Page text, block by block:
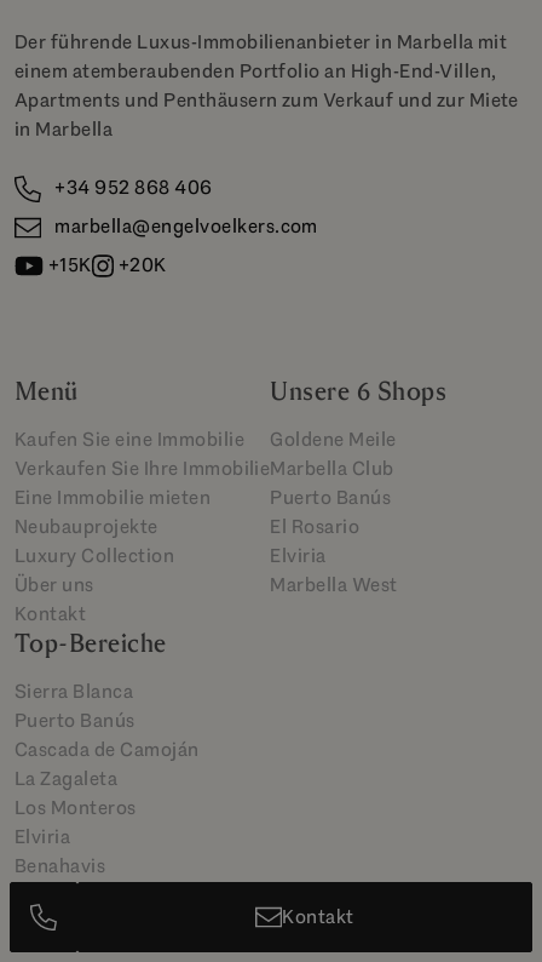
Der führende Luxus-Immobilienanbieter in Marbella mit
einem atemberaubenden Portfolio an High-End-Villen,
Apartments und Penthäusern zum Verkauf und zur Miete
in Marbella
+34 952 868 406
marbella@engelvoelkers.com
+15K
+20K
Menü
Kaufen Sie eine Immobilie
Verkaufen Sie Ihre Immobilie
Eine Immobilie mieten
Neubauprojekte
Luxury Collection
Über uns
Kontakt
Unsere 6 Shops
Goldene Meile
Marbella Club
Puerto Banús
El Rosario
Elviria
Marbella West
Top-Bereiche
Sierra Blanca
Puerto Banús
Cascada de Camoján
La Zagaleta
Los Monteros
Elviria
Benahavis
Kontakt